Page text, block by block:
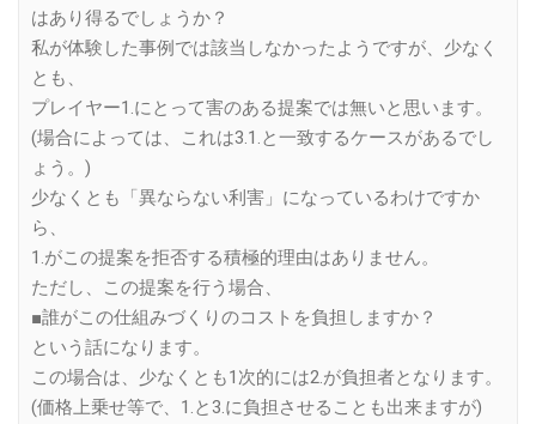
はあり得るでしょうか？
私が体験した事例では該当しなかったようですが、少なく
とも、
プレイヤー1.にとって害のある提案では無いと思います。
(場合によっては、これは3.1.と一致するケースがあるでし
ょう。)
少なくとも「異ならない利害」になっているわけですか
ら、
1.がこの提案を拒否する積極的理由はありません。
ただし、この提案を行う場合、
■誰がこの仕組みづくりのコストを負担しますか？
という話になります。
この場合は、少なくとも1次的には2.が負担者となります。
(価格上乗せ等で、1.と3.に負担させることも出来ますが)